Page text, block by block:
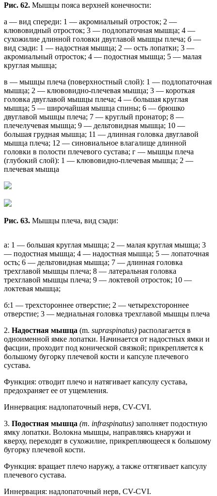
Рис. 62. Мышцы пояса верхней конечности:
а — вид спереди: 1 — акромиальный отросток; 2 —
клювовидный отросток; 3 — подлопаточная мышца; 4 —
сухожилие длинной головки двуглавой мышцы плеча; б —
вид сзади: 1 — надостная мышца; 2 — ость лопатки; 3 —
акромиальный отросток; 4 — подостная мышца; 5 — малая
круглая мышца;
в — мышцы плеча (поверхностный слой): 1 — подлопаточная
мышца; 2 — клювовидно-плечевая мышца; 3 — короткая
головка двуглавой мышцы плеча; 4 — большая круглая
мышца; 5 — широчайшая мышца спины; 6 — брюшко
двуглавой мышцы плеча; 7 — круглый пронатор; 8 —
плечелучевая мышца; 9 — дельтовидная мышца; 10 —
большая грудная мышца; 11 — длинная головка двуглавой
мышца плеча; 12 — синовиальное влагалище длинной
головки в полости плечевого сустава; г — мышцы плеча
(глубокий слой): 1 — клювовидно-плечевая мышца; 2 —
плечевая мышца
Рис. 63. Мышцы плеча, вид сзади:
а: 1 — большая круглая мышца; 2 — малая круглая мышца; 3
— подостная мышца; 4 — надостная мышца; 5 — лопаточная
ость; 6 — дельтовидная мышца; 7 — длинная головка
трехглавой мышцы плеча; 8 — латеральная головка
трехглавой мышцы плеча; 9 — локтевой отросток; 10 —
локтевая мышца;
б:1 — трехстороннее отверстие; 2 — четырехстороннее
отверстие; 3 — медиальная головка трехглавой мышцы плеча
2. Надостная мышца (m. supraspinatus) располагается в
одноименной ямке лопатки. Начинается от надостных ямки и
фасции, проходит под конической связкой; прикрепляется к
большому бугорку плечевой кости и капсуле плечевого
сустава.
Функция: отводит плечо и натягивает капсулу сустава,
предохраняет ее от ущемления.
Иннервация: надлопаточный нерв, CV-CVI.
3. Подостная мышца (m. infraspinatus) заполняет подостную
ямку лопатки. Волокна мышцы, направляясь кнаружи и
кверху, переходят в сухожилие, прикрепляющееся к большому
бугорку плечевой кости.
Функция: вращает плечо наружу, а также оттягивает капсулу
плечевого сустава.
Иннервация: надлопаточный нерв, CV-CVI.